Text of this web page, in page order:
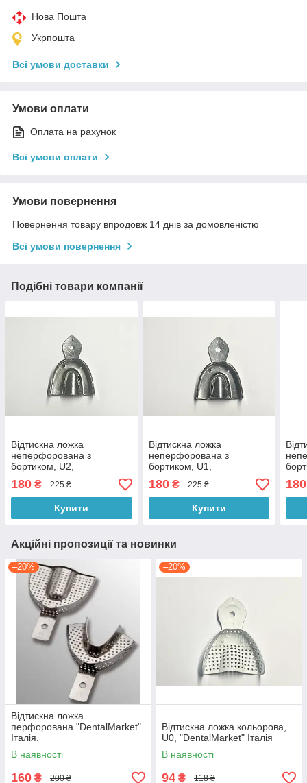
Нова Пошта
Укрпошта
Всі умови доставки
Умови оплати
Оплата на рахунок
Всі умови оплати
Умови повернення
Повернення товару впродовж 14 днів за домовленістю
Всі умови повернення
Подібні товари компанії
Відтискна ложка
неперфорована з
бортиком, U2,
"DentalMarket" Італія
180 ₴ 225 ₴
Купити
Відтискна ложка
неперфорована з
бортиком, U1,
"DentalMarket" Італія
180₴ 225 ₴
Купити
180
Акційні пропозиції та новинки
–20%
Відтискна ложка
перфорована "DentalMarket"
Італія.
В наявності
160 ₴ 200 ₴
–20%
Відтискна ложка кольорова,
U0, "DentalMarket" Італія
В наявності
94 ₴ 118 ₴